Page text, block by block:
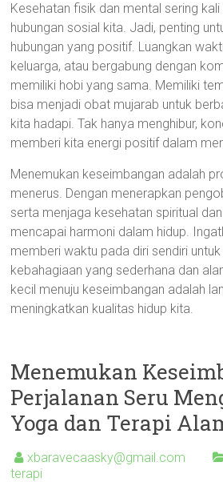
Kesehatan fisik dan mental sering
hubungan sosial kita. Jadi, penting
hubungan yang positif. Luangkan
keluarga, atau bergabung dengan
memiliki hobi yang sama. Memiliki
bisa menjadi obat mujarab untuk
kita hadapi. Tak hanya menghibur,
memberi kita energi positif dalam
Menemukan keseimbangan adalah
menerus. Dengan menerapkan
serta menjaga kesehatan spiritual
mencapai harmoni dalam hidup.
memberi waktu pada diri sendiri
kebahagiaan yang sederhana dan
kecil menuju keseimbangan adalah
meningkatkan kualitas hidup kita.
Menemukan
Perjalanan Seru
Yoga dan Terapi
xbaravecaasky@gmail.com
terapi